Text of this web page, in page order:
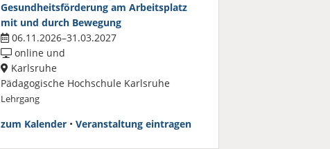
Gesundheitsförderung am Arbeitsplatz
mit und durch Bewegung
06.11.2026–31.03.2027
online und
Karlsruhe
Pädagogische Hochschule Karlsruhe
Lehrgang
zum Kalender• Veranstaltung eintragen